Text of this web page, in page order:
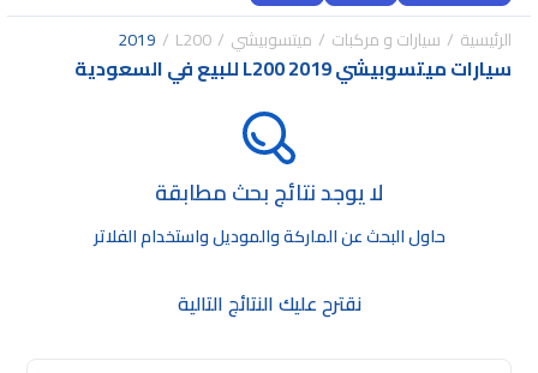
الرئيسية سيارات و مركبات ميتسوبيشي L200
2019
سيارات ميتسوبيشي L200 2019 للبيع في السعودية
لا يوجد نتائج بحث مطابقة
حاول البحث عن الماركة والموديل واستخدام الفلاتر
نقترح عليك النتائج التالية